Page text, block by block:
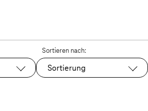
Sortieren nach:
Sortierung